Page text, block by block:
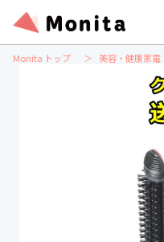
Monita トップ 美容・健康家電